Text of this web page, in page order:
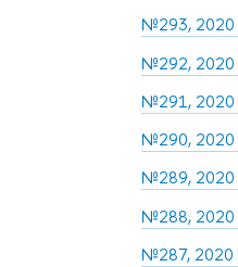
№293, 2020
№292, 2020
№291, 2020
№290, 2020
№289, 2020
№288, 2020
№287, 2020